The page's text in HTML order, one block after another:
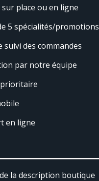
place ou en ligne
5 spécialités/promotions
suivi des commandes
par notre équipe
en ligne
la description boutique